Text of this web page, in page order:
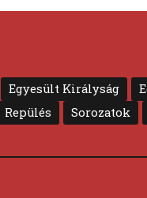
Egyesült Királyság
Repülés Sorozatok